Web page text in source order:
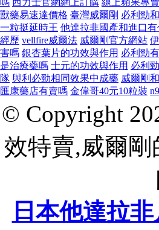
獸藥易速達價格 臺灣威爾剛 必利勁
一粒挺延時王 他達拉非國產和進口有
經歷 vellfire威爾法 威爾剛官方網站
害嗎 銀杏葉片的功效與作用 必利勁
是治療藥嗎 士元的功效與作用 必利
隊 與利必勁相同效果中成藥 威爾剛
匯康藥店有賣嗎 金偉哥40元10粒裝
© Copyright
效特賣,威爾
日本他達拉